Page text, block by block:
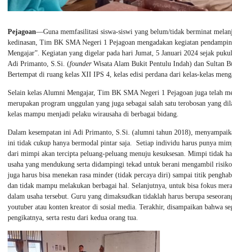
Pejagoan—Guna memfasilitasi siswa-siswi yang belum/tidak berminat
kedinasan, Tim BK SMA Negeri 1 Pejagoan mengadakan kegiatan
Mengajar”. Kegiatan yang digelar pada hari Jumat, 5 Januari 2024 sejak
Adi Primanto, S.Si. (founderWisata Alam Bukit Pentulu Indah) dan Sultan
Bertempat di ruang kelas XII IPS 4, kelas edisi perdana dari kelas-kelas
Selain kelas Alumni Mengajar, Tim BK SMA Negeri 1 Pejagoan juga telah
merupakan program unggulan yang juga sebagai salah satu terobosan yang
kelas mampu menjadi pelaku wirausaha di berbagai bidang.
Dalam kesempatan ini Adi Primanto, S.Si. (alumni tahun 2018),
ini tidak cukup hanya bermodal pintar saja. Setiap individu harus punya
dari mimpi akan tercipta peluang-peluang menuju kesuksesan. Mimpi tidak
usaha yang mendukung serta didampingi tekad untuk berani mengambil
juga harus bisa menekan rasa minder (tidak percaya diri) sampai titik
dan tidak mampu melakukan berbagai hal. Selanjutnya, untuk bisa fokus
dalam usaha tersebut. Guru yang dimaksudkan tidaklah harus berupa
youtuber atau konten kreator di sosial media. Terakhir, disampaikan bahwa
pengikatnya, serta restu dari kedua orang tua.